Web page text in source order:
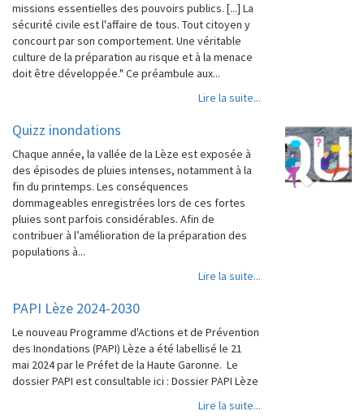
missions essentielles des pouvoirs publics. [...] La
sécurité civile est l'affaire de tous. Tout citoyen y
concourt par son comportement. Une véritable
culture de la préparation au risque et à la menace
doit être développée." Ce préambule aux...
Lire la suite...
Quizz inondations
Chaque année, la vallée de la Lèze est exposée à
des épisodes de pluies intenses, notamment à la
fin du printemps. Les conséquences
dommageables enregistrées lors de ces fortes
pluies sont parfois considérables. Afin de
contribuer à l’amélioration de la préparation des
populations à...
Lire la suite...
PAPI Lèze 2024-2030
Le nouveau Programme d'Actions et de Prévention
des Inondations (PAPI) Lèze a été labellisé le 21
mai 2024 par le Préfet de la Haute Garonne. Le
dossier PAPI est consultable ici : Dossier PAPI Lèze
Lire la suite...